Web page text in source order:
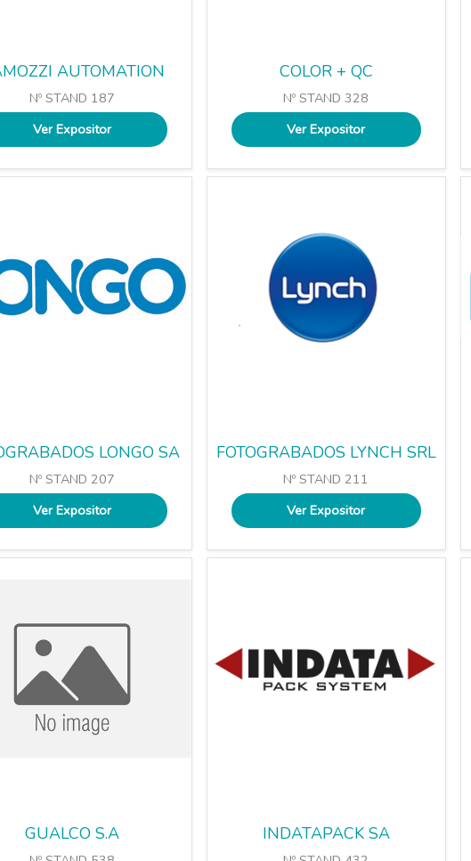
AUTOMATION
Nº STAND 187
Ver Expositor
COLOR + QC
Nº STAND 328
Ver Expositor
LONGO SA
Nº STAND 207
Ver Expositor
FOTOGRABADOS LYNCH SRL
Nº STAND 211
Ver Expositor
GUALCO S.A INDATAPACK SA